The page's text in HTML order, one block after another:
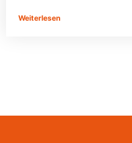
Weiterlesen